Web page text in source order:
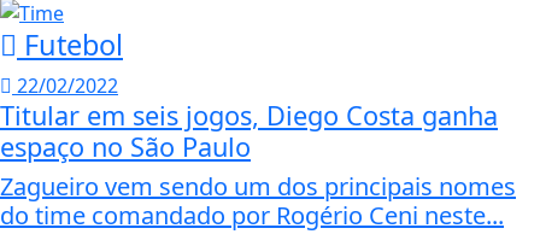
Futebol
22/02/2022
Titular em seis jogos, Diego Costa ganha
espaço no São Paulo
Zagueiro vem sendo um dos principais nomes
do time comandado por Rogério Ceni neste...